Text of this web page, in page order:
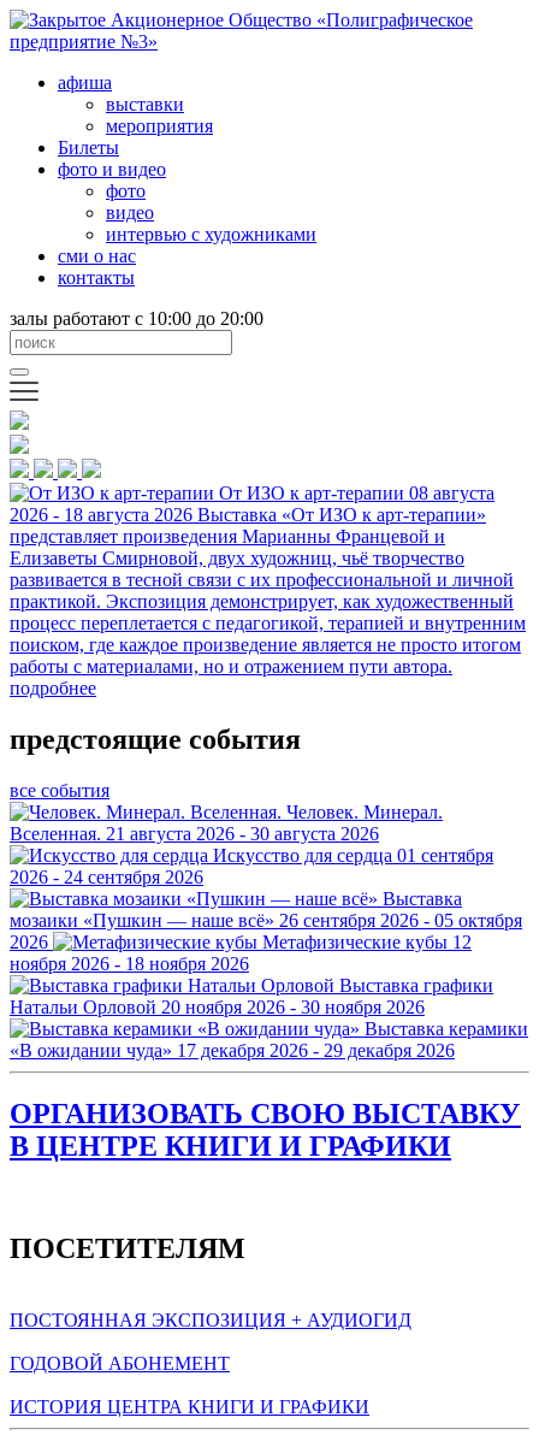
афиша
выставки
мероприятия
Билеты
фото и видео
фото
видео
интервью с художниками
сми о нас
контакты
залы работают с 10:00 до 20:00
От ИЗО к арт-терапии 08 августа
2026 - 18 августа 2026 Выставка «От ИЗО к арт-терапии»
представляет произведения Марианны Францевой и
Елизаветы Смирновой, двух художниц, чьё творчество
развивается в тесной связи с их профессиональной и личной
практикой. Экспозиция демонстрирует, как художественный
процесс переплетается с педагогикой, терапией и внутренним
поиском, где каждое произведение является не просто итогом
работы с материалами, но и отражением пути автора.
подробнее
предстоящие события
все события
Человек. Минерал.
Вселенная. 21 августа 2026 - 30 августа 2026
Искусство для сердца 01 сентября
2026 - 24 сентября 2026
Выставка
мозаики «Пушкин — наше всё» 26 сентября 2026 - 05 октября
2026
Метафизические кубы 12
ноября 2026 - 18 ноября 2026
Выставка графики
Натальи Орловой 20 ноября 2026 - 30 ноября 2026
Выставка керамики
«В ожидании чуда» 17 декабря 2026 - 29 декабря 2026
ОРГАНИЗОВАТЬ СВОЮ ВЫСТАВКУ
В ЦЕНТРЕ КНИГИ И ГРАФИКИ
ПОСЕТИТЕЛЯМ
ПОСТОЯННАЯ ЭКСПОЗИЦИЯ + АУДИОГИД
ГОДОВОЙ АБОНЕМЕНТ
ИСТОРИЯ ЦЕНТРА КНИГИ И ГРАФИКИ